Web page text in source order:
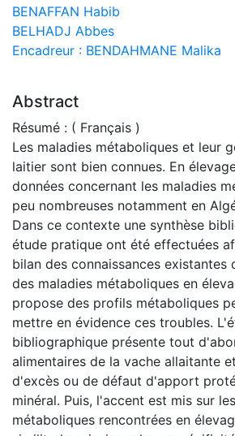
BENAFFAN Habib
BELHADJ Abbes
Encadreur : BENDAHMANE Malika
Abstract
Résumé : ( Français )
Les maladies métaboliques et leur
laitier sont bien connues. En
données concernant les maladies
peu nombreuses notamment en
Dans ce contexte une synthèse
étude pratique ont été effectuées
bilan des connaissances existantes
des maladies métaboliques en
propose des profils métaboliques
mettre en évidence ces troubles.
bibliographique présente tout
alimentaires de la vache allaitante
d'excès ou de défaut d'apport
minéral. Puis, l'accent est mis sur
métaboliques rencontrées en